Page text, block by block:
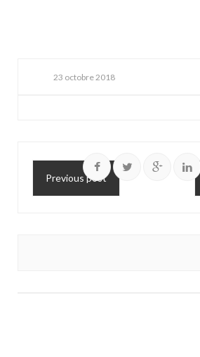
23 octobre 2018
Previous post